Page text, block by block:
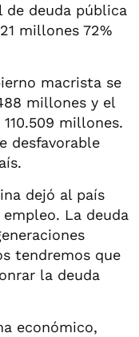
de deuda pública
millones 72%
macrista se
millones y el
millones.
desfavorable
dejó al país
La deuda
tendremos que
la deuda
económico,